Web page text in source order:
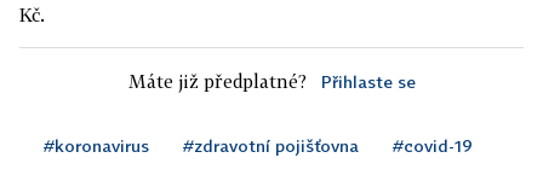
Kč.
Máte již předplatné? Přihlaste se
#koronavirus #zdravotní pojišťovna #covid-19